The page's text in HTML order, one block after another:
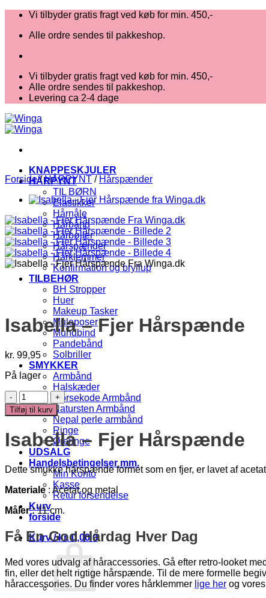
Fortsæt
indhold
Vi tilbyder gratis fragt ved køb for min. 450,-
Alle ordre sendes til pakkeshop.
Vi tilbyder gratis fragt ved køb for min. 450,-
Alle ordre sendes til pakkeshop.
Levering ca 2-4 dage
KNAPPESKJULER
HÅRPYNT
TIL BØRN
Elastikker
Hårnåle
Hårbånd
Hårbøjler
Hårspænder
Hårklemmer
Konfirmation og bryllup
TILBEHØR
BH Stropper
Huer
Makeup Tasker
Muleposer
Mundbind
Pandebånd
Solbriller
SMYKKER
Armbånd
Halskæder
Morsekode Armbånd
Natursten Armbånd
Nepal perle armbånd
Ringe
Øreringe
UDSALG
Handelsbetingelser mm.
Min Konto
Kasse
Retur forsendelse
Kurv
forside
Kurv /kr.0,00 0
Forside / HÅRPYNT / Hårspænder
Isabella – Fjer Hårspænde
kr. 99,95
På lager
Isabella
-
Fjer
Hårspænde
antal
Tilføj til kurv
Isabella – Fjer Hårspænde
Dette smukke hårspænde formet som en fjer, er lavet af
Materiale: Acetat og metal
Måler :11 cm.
Få En God Hårdag Hver Dag
Med vores udvalg af håraccessories. Gå efter retro-looket
fin, eller det helt rigtige hårspænde. Til de mere formelle
håraccessories. Du finder vores hårklemmer lige her og